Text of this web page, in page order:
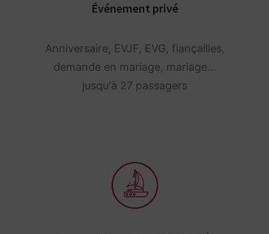
Événement privé
Anniversaire, EVJF, EVG, fiançailles,
demande en mariage, mariage…
jusqu'à 27 passagers